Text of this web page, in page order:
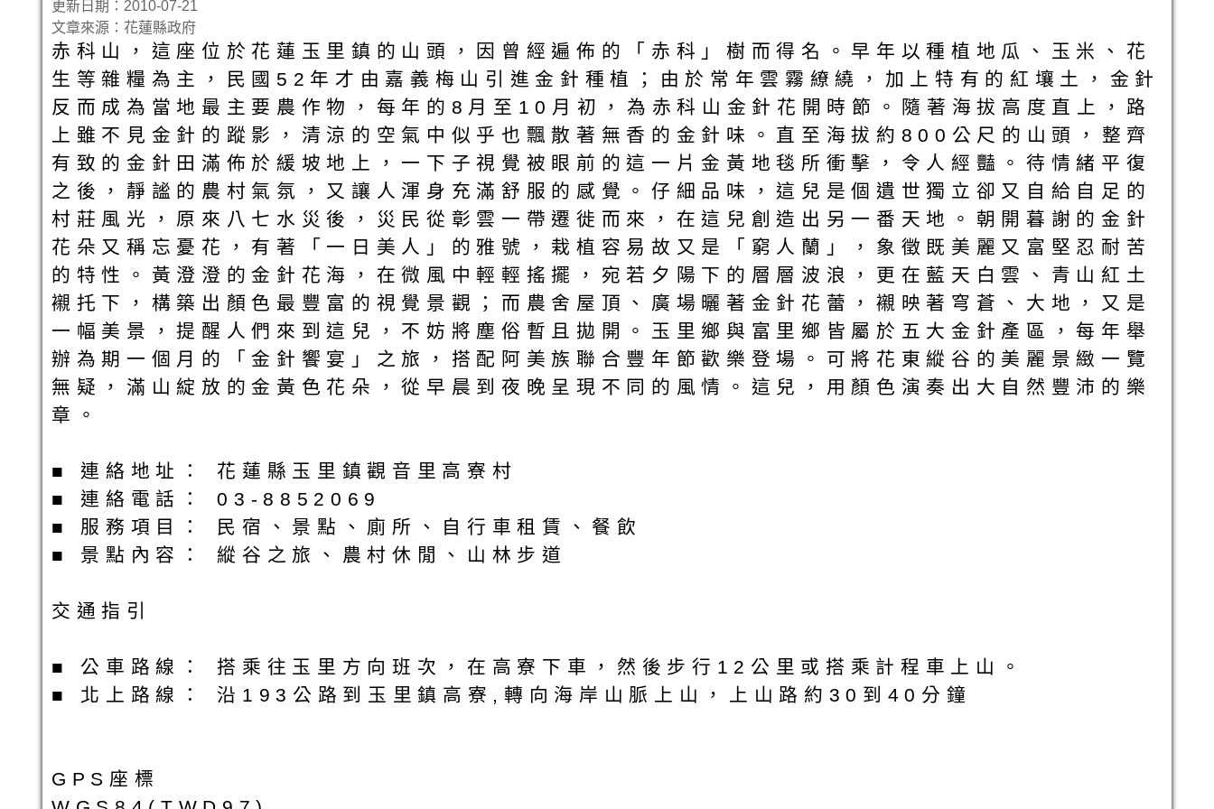
更新日期：2010-07-21
文章來源：花蓮縣政府
赤科山，這座位於花蓮玉里鎮的山頭，因曾經遍佈的「赤科」樹而得名。早年以種植地瓜、玉米、花
生等雜糧為主，民國52年才由嘉義梅山引進金針種植；由於常年雲霧繚繞，加上特有的紅壤土，金針
反而成為當地最主要農作物，每年的8月至10月初，為赤科山金針花開時節。隨著海拔高度直上，路
上雖不見金針的蹤影，清涼的空氣中似乎也飄散著無香的金針味。直至海拔約800公尺的山頭，整齊
有致的金針田滿佈於緩坡地上，一下子視覺被眼前的這一片金黃地毯所衝擊，令人經豔。待情緒平復
之後，靜謐的農村氣氛，又讓人渾身充滿舒服的感覺。仔細品味，這兒是個遺世獨立卻又自給自足的
村莊風光，原來八七水災後，災民從彰雲一帶遷徙而來，在這兒創造出另一番天地。朝開暮謝的金針
花朵又稱忘憂花，有著「一日美人」的雅號，栽植容易故又是「窮人蘭」，象徵既美麗又富堅忍耐苦
的特性。黃澄澄的金針花海，在微風中輕輕搖擺，宛若夕陽下的層層波浪，更在藍天白雲、青山紅土
襯托下，構築出顏色最豐富的視覺景觀；而農舍屋頂、廣場曬著金針花蕾，襯映著穹蒼、大地，又是
一幅美景，提醒人們來到這兒，不妨將塵俗暫且拋開。玉里鄉與富里鄉皆屬於五大金針產區，每年舉
辦為期一個月的「金針饗宴」之旅，搭配阿美族聯合豐年節歡樂登場。可將花東縱谷的美麗景緻一覽
無疑，滿山綻放的金黃色花朵，從早晨到夜晚呈現不同的風情。這兒，用顏色演奏出大自然豐沛的樂
章。
■ 連絡地址： 花蓮縣玉里鎮觀音里高寮村
■ 連絡電話： 03-8852069
■ 服務項目： 民宿、景點、廁所、自行車租賃、餐飲
■ 景點內容： 縱谷之旅、農村休閒、山林步道
交通指引
■ 公車路線： 搭乘往玉里方向班次，在高寮下車，然後步行12公里或搭乘計程車上山。
■ 北上路線： 沿193公路到玉里鎮高寮,轉向海岸山脈上山，上山路約30到40分鐘
GPS座標